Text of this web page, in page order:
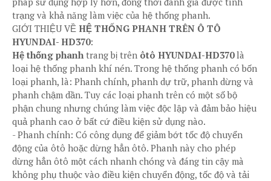
trạng và khả năng làm việc của hệ thống phanh.
GIỚI THIỆU VỀ HỆ THỐNG PHANH TRÊN Ô TÔ
HYUNDAI- HD370:
Hệ thống phanhtrang bị trên ôtô HYUNDAI-HD370là
loại hệ thống phanh khí nén. Trong hệ thống phanh có bốn
loại phanh, là: Phanh chính, phanh dự trữ, phanh dừng và
phanh chậm dần. Tuy các loại phanh trên có một số bộ
phận chung nhưng chúng làm việc độc lập và đảm bảo hiệu
quả phanh cao ở bất cứ điều kiện sử dụng nào.
- Phanh chính: Có công dụng để giảm bớt tốc độ chuyển
động của ôtô hoặc dừng hẳn ôtô. Phanh này cho phép
dừng hẳn ôtô một cách nhanh chóng và đáng tin cậy mà
không phụ thuộc vào điều kiện chuyển động, tốc độ và tải